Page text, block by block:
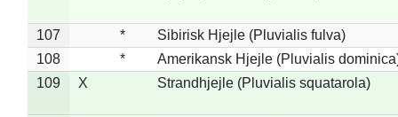
107 *
Sibirisk Hjejle (Pluvialis fulva)
108
*
Amerikansk Hjejle (Pluvialis
109
X Strandhjejle (Pluvialis squatarola)